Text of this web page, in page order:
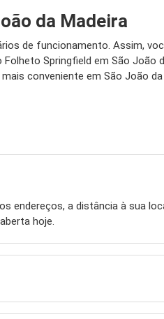
da Madeira
de funcionamento. Assim,
Springfield em São João
conveniente em São João
endereços, a distância à sua
hoje.